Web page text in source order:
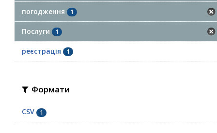
погодження 1
Послуги 1
реєстрація 1
Формати
CSV 1